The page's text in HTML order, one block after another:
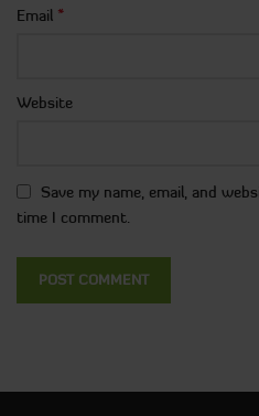
Email *
Website
Save my name, email, and
time I comment.